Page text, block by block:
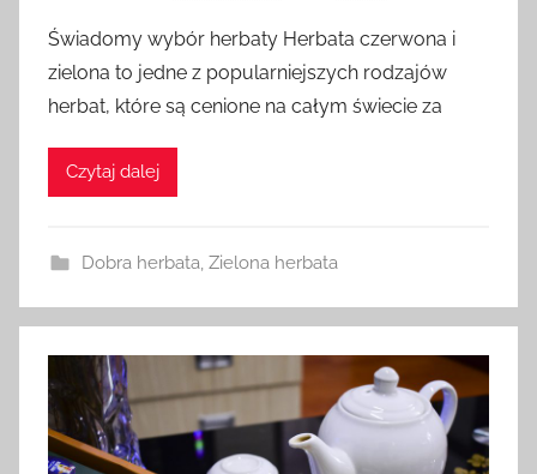
Świadomy wybór herbaty Herbata czerwona i
zielona to jedne z popularniejszych rodzajów
herbat, które są cenione na całym świecie za
Czytaj dalej
Dobra herbata, Zielona herbata